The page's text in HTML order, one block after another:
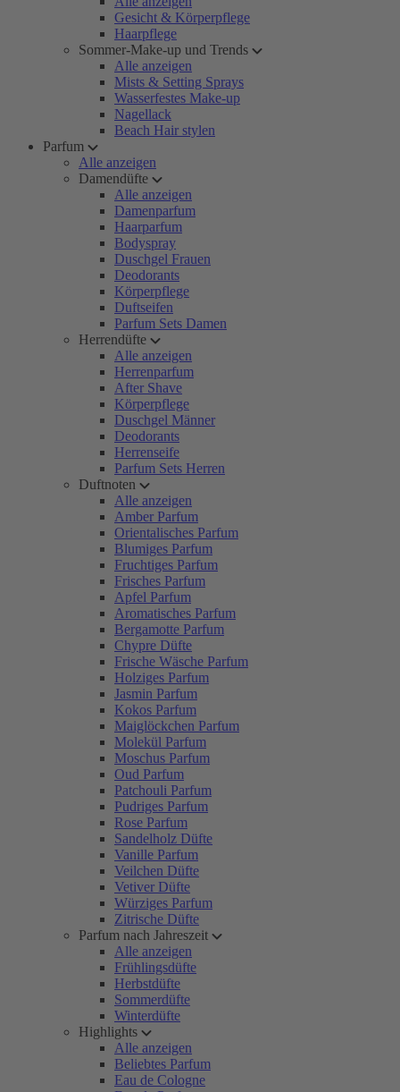
Gesicht & Körperpflege
Haarpflege
Sommer-Make-up und Trends
Alle anzeigen
Mists & Setting Sprays
Wasserfestes Make-up
Nagellack
Beach Hair stylen
Parfum
Alle anzeigen
Damendüfte
Alle anzeigen
Damenparfum
Haarparfum
Bodyspray
Duschgel Frauen
Deodorants
Körperpflege
Duftseifen
Parfum Sets Damen
Herrendüfte
Alle anzeigen
Herrenparfum
After Shave
Körperpflege
Duschgel Männer
Deodorants
Herrenseife
Parfum Sets Herren
Duftnoten
Alle anzeigen
Amber Parfum
Orientalisches Parfum
Blumiges Parfum
Fruchtiges Parfum
Frisches Parfum
Apfel Parfum
Aromatisches Parfum
Bergamotte Parfum
Chypre Düfte
Frische Wäsche Parfum
Holziges Parfum
Jasmin Parfum
Kokos Parfum
Maiglöckchen Parfum
Molekül Parfum
Moschus Parfum
Oud Parfum
Patchouli Parfum
Pudriges Parfum
Rose Parfum
Sandelholz Düfte
Vanille Parfum
Veilchen Düfte
Vetiver Düfte
Würziges Parfum
Zitrische Düfte
Parfum nach Jahreszeit
Alle anzeigen
Frühlingsdüfte
Herbstdüfte
Sommerdüfte
Winterdüfte
Highlights
Alle anzeigen
Beliebtes Parfum
Eau de Cologne